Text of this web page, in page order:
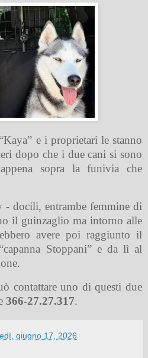
e i proprietari le stanno
dopo che i due cani si sono
sopra la funivia che
- docili, entrambe femmine di
il guinzaglio ma intorno alle
avere poi raggiunto il
Stoppani” e da lì al
contattare uno di questi due
366-27.27.317.
giugno 17, 2026